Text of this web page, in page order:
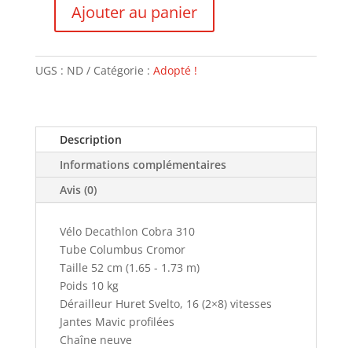
quantité
Decathlon
-
Ajouter au panier
UGS : ND Catégorie : Adopté !
Description
Informations complémentaires
Avis (0)
Vélo Decathlon Cobra 310
Tube Columbus Cromor
Taille 52 cm (1.65 - 1.73 m)
Poids 10 kg
Dérailleur Huret Svelto, 16 (2×8) vitesses
Jantes Mavic profilées
Chaîne neuve